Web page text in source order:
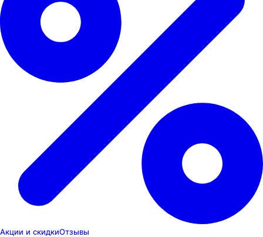
Акции и скидкиОтзывы